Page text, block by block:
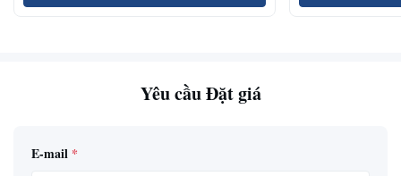
Yêu cầu Đặt giá
E-mail *